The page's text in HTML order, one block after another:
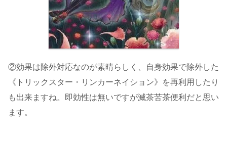
②効果は除外対応なのが素晴らしく、自身効果で除外した
《トリックスター・リンカーネイション》を再利用したり
も出来ますね。即効性は無いですが滅茶苦茶便利だと思い
ます。